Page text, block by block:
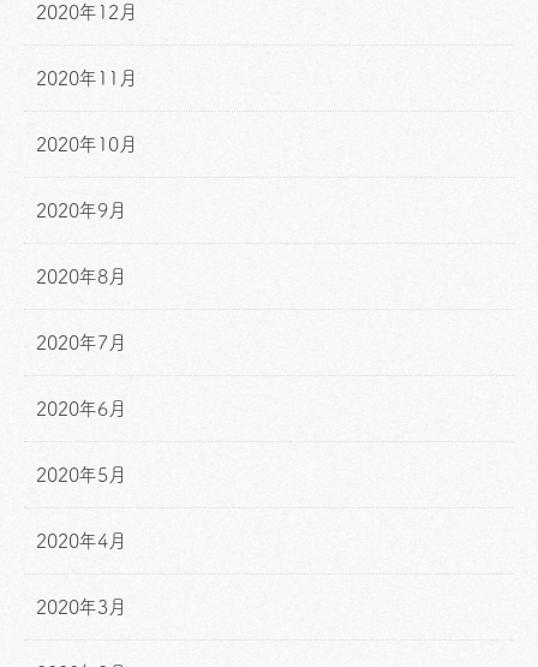
2020年12月
2020年11月
2020年10月
2020年9月
2020年8月
2020年7月
2020年6月
2020年5月
2020年4月
2020年3月